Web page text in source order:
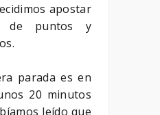
apostar
puntos y
parada es en
20 minutos
leído que